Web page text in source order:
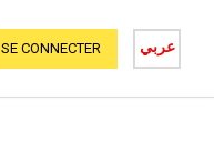
عربي SE CONNECTER